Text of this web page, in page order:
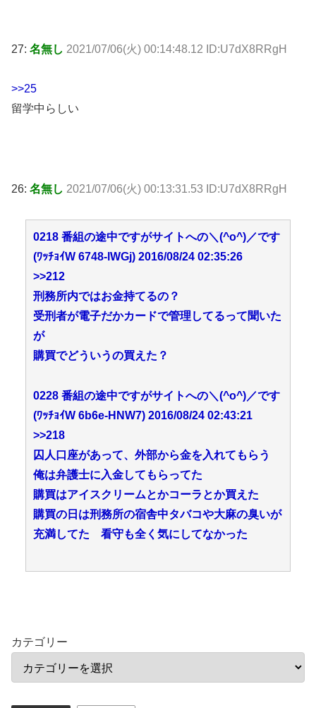
27: 名無し 2021/07/06(火) 00:14:48.12 ID:U7dX8RRgH
>>25
留学中らしい
26: 名無し 2021/07/06(火) 00:13:31.53 ID:U7dX8RRgH
0218 番組の途中ですがサイトへの＼(^o^)／です
(ﾜｯﾁｮｲW 6748-lWGj) 2016/08/24 02:35:26
>>212
刑務所内ではお金持てるの？
受刑者が電子だかカードで管理してるって聞いた
が
購買でどういうの買えた？
0228 番組の途中ですがサイトへの＼(^o^)／です
(ﾜｯﾁｮｲW 6b6e-HNW7) 2016/08/24 02:43:21
>>218
囚人口座があって、外部から金を入れてもらう
俺は弁護士に入金してもらってた
購買はアイスクリームとかコーラとか買えた
購買の日は刑務所の宿舎中タバコや大麻の臭いが
充満してた 看守も全く気にしてなかった
カテゴリー